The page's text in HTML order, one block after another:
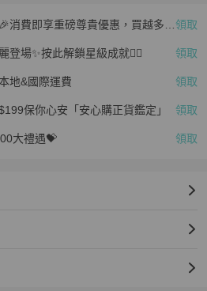
消費即享重磅尊貴優惠，買越多、 領取
登場✨按此解鎖星級成就👆🏻 領取
地&國際運費 領取
保你心安「安心購正貨鑑定」 領取
大禮遇💝 領取